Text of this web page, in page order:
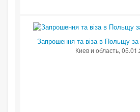
Запрошення та віза в Польщу за
Киев и область,